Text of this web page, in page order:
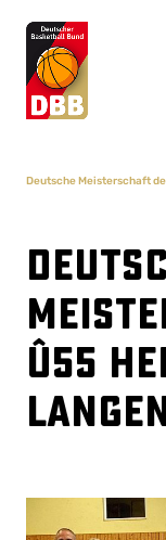
Deutsche Meisterschaft
Ü55